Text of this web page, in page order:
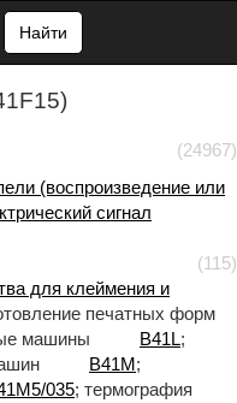
Найти
(24967)
(воспроизведение или
сигнал
(115)
для клеймения и
печатных форм
машины B41L;
B41M;
035; термография